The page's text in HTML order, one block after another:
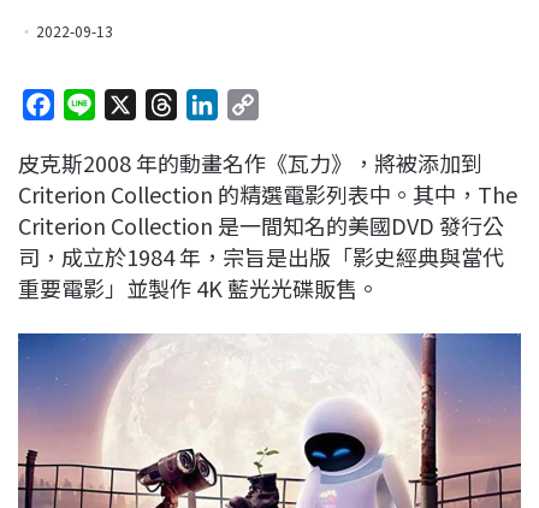
2022-09-13
c
e
b
o
o
n
e
r
e
a
d
s
n
k
e
d
I
p
y
L
i
n
皮克斯2008 年的動畫名作《瓦力》，將被添加到
Criterion Collection 的精選電影列表中。其中，The
Criterion Collection 是一間知名的美國DVD 發行公
司，成立於1984 年，宗旨是出版「影史經典與當代
重要電影」並製作 4K 藍光光碟販售。